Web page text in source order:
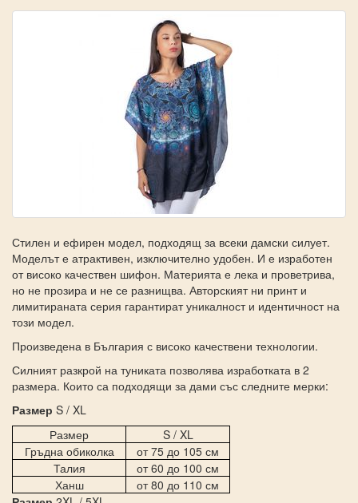
Стилен и ефирен модел, подходящ за всеки дамски силует.
Моделът е атрактивен, изключително удобен. И е изработен
от високо качествен шифон. Материята е лека и проветрива,
но не прозира и не се разнищва. Авторският ни принт и
лимитираната серия гарантират уникалност и идентичност на
този модел.
Произведена в България с високо качествени технологии.
Силният разкрой на туниката позволява изработката в 2
размера. Които са подходящи за дами със следните мерки:
Размер S / XL
Размер
S / XL
Гръдна обиколка
от 75 до 105 см
Талия
от 60 до 100 см
Ханш
от 80 до 110 см